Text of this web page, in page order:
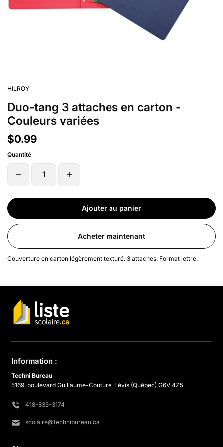
HILROY
Duo-tang 3 attaches en carton -
Couleurs variées
$0.99
Quantité
Ajouter au panier
Acheter maintenant
Couverture en carton légèrement texturé. 3 attaches. Format lettre.
Information :
Techni Bureau
5169, boulevard Guillaume-Couture, Lévis (Québec) G6V 4Z5
418-835-3174
scolaire@technibureau.ca